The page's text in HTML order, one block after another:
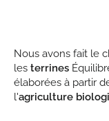
Nous avons fait le
les terrines
élaborées à partir
l'agriculture